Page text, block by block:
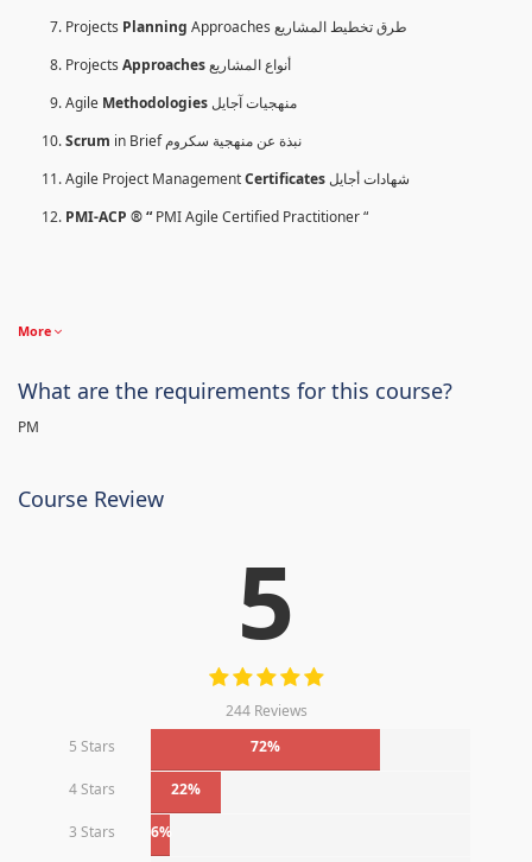
Projects Planning
Approaches طرق تخطيط المشاريع
Projects Approachesأنواع المشاريع
Agile Methodologiesمنهجيات آجايل
Scrum
in Brief نبذة عن منهجية سكروم
Agile Project ManagementCertificatesشهادات أجايل
PMI-ACP ® “ PMI Agile Certified Practitioner “
More
What are the requirements for this course?
PM
Course Review
5
244 Reviews
5 Stars
72%
4 Stars 22%
3 Stars 6%